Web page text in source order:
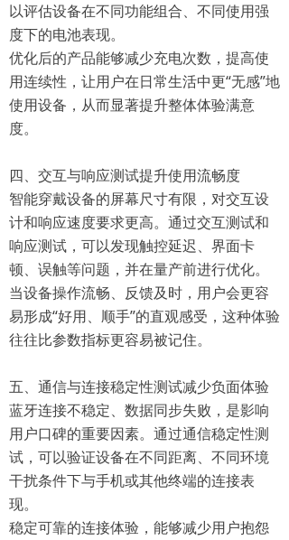
以评估设备在不同功能组合、不同使用强
度下的电池表现。
优化后的产品能够减少充电次数，提高使
用连续性，让用户在日常生活中更“无感”地
使用设备，从而显著提升整体体验满意
度。
四、交互与响应测试提升使用流畅度
智能穿戴设备的屏幕尺寸有限，对交互设
计和响应速度要求更高。通过交互测试和
响应测试，可以发现触控延迟、界面卡
顿、误触等问题，并在量产前进行优化。
当设备操作流畅、反馈及时，用户会更容
易形成“好用、顺手”的直观感受，这种体验
往往比参数指标更容易被记住。
五、通信与连接稳定性测试减少负面体验
蓝牙连接不稳定、数据同步失败，是影响
用户口碑的重要因素。通过通信稳定性测
试，可以验证设备在不同距离、不同环境
干扰条件下与手机或其他终端的连接表
现。
稳定可靠的连接体验，能够减少用户抱怨